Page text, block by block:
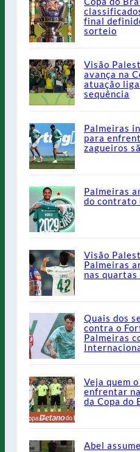
final
sorteio
Visão
avança na
atuação
sequência
Palmeiras
para
zagueiros
Palmeiras
do contrato
Visão
Palmeiras
nas quartas
Quais dos
contra o
Palmeiras
Veja quem
enfrentar
da Copa do
Abel